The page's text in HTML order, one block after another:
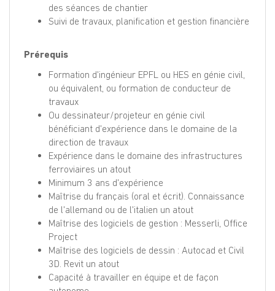
des séances de chantier
Suivi de travaux, planification et gestion financière
Prérequis
Formation d'ingénieur EPFL ou HES en génie civil,
ou équivalent, ou formation de conducteur de
travaux
Ou dessinateur/projeteur en génie civil
bénéficiant d'expérience dans le domaine de la
direction de travaux
Expérience dans le domaine des infrastructures
ferroviaires un atout
Minimum 3 ans d'expérience
Maîtrise du français (oral et écrit). Connaissance
de l'allemand ou de l'italien un atout
Maîtrise des logiciels de gestion : Messerli, Office
Project
Maîtrise des logiciels de dessin : Autocad et Civil
3D. Revit un atout
Capacité à travailler en équipe et de façon